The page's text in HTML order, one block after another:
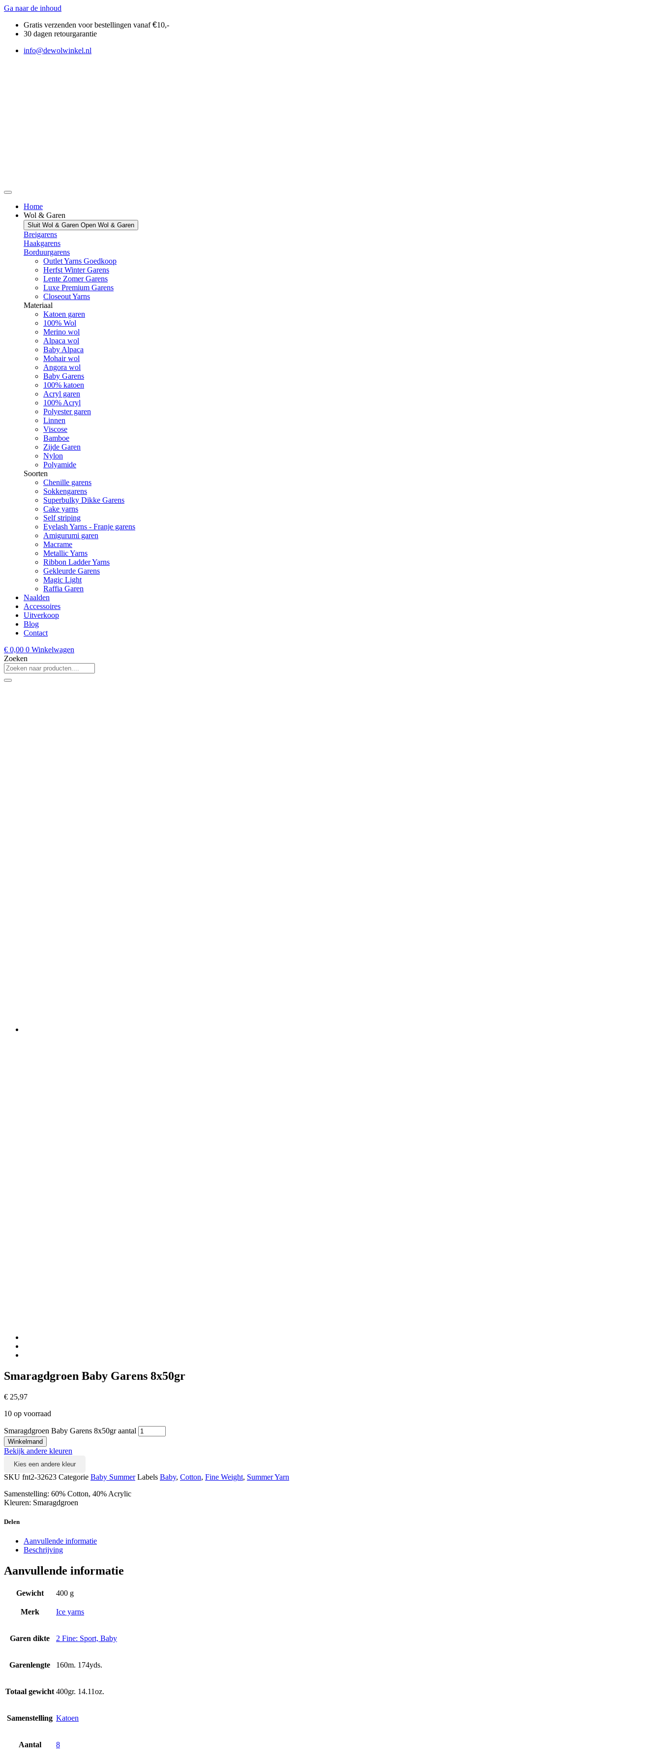
Ga naar de inhoud
Gratis verzenden voor bestellingen vanaf€10,-
30 dagen retourgarantie
info@dewolwinkel.nl
Home
Wol & Garen
Sluit Wol & Garen Open Wol & Garen
Breigarens
Haakgarens
Borduurgarens
Outlet Yarns Goedkoop
Herfst Winter Garens
Lente Zomer Garens
Luxe Premium Garens
Closeout Yarns
Materiaal
Katoen garen
100% Wol
Merino wol
Alpaca wol
Baby Alpaca
Mohair wol
Angora wol
Baby Garens
100% katoen
Acryl garen
100% Acryl
Polyester garen
Linnen
Viscose
Bamboe
Zijde Garen
Nylon
Polyamide
Soorten
Chenille garens
Sokkengarens
Superbulky Dikke Garens
Cake yarns
Self striping
Eyelash Yarns - Franje garens
Amigurumi garen
Macrame
Metallic Yarns
Ribbon Ladder Yarns
Gekleurde Garens
Magic Light
Raffia Garen
Naalden
Accessoires
Uitverkoop
Blog
Contact
€ 0,00 0 Winkelwagen
Zoeken
Smaragdgroen Baby Garens 8x50gr
€ 25,97
10 op voorraad
Smaragdgroen Baby Garens 8x50gr aantal
Winkelmand
Bekijk andere kleuren
Kies een andere kleur
SKU fnt2-32623 Categorie Baby Summer Labels Baby, Cotton, Fine Weight, Summer Yarn
Samenstelling: 60% Cotton, 40% Acrylic
Kleuren: Smaragdgroen
Delen
Aanvullende informatie
Beschrijving
Aanvullende informatie
Gewicht 400 g
Merk Ice yarns
Garen dikte 2 Fine: Sport, Baby
Garenlengte 160m. 174yds.
Totaal gewicht 400gr. 14.11oz.
Samenstelling Katoen
Aantal 8